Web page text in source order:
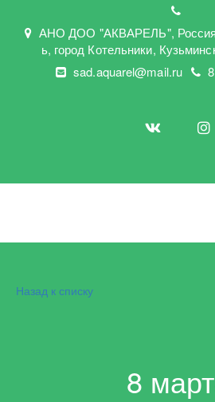
АНО ДОО "АКВАРЕЛЬ",
ь, город Котельники,
sad.aquarel@mail.ru
Назад к списку
8